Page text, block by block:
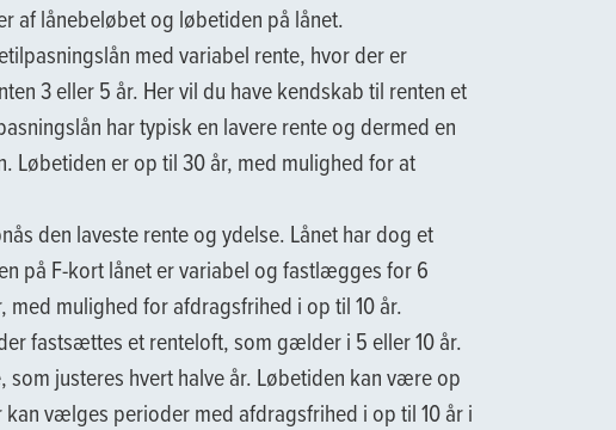
af lånebeløbet og løbetiden på lånet.
med variabel rente, hvor der er
3 eller 5 år. Her vil du have kendskab til renten et
har typisk en lavere rente og dermed en
Løbetiden er op til 30 år, med mulighed for at
den laveste rente og ydelse. Lånet har dog et
på F-kort lånet er variabel og fastlægges for 6
mulighed for afdragsfrihed i op til 10 år.
fastsættes et renteloft, som gælder i 5 eller 10 år.
justeres hvert halve år. Løbetiden kan være op
vælges perioder med afdragsfrihed i op til 10 år i